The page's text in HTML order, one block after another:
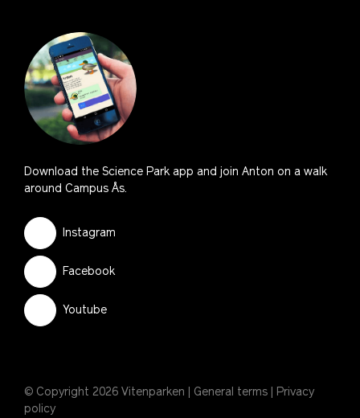
Download the Science Park app and join Anton on a walk
around Campus Ås.
Instagram
Facebook
Youtube
© Copyright 2026 Vitenparken | General terms
Privacy
policy